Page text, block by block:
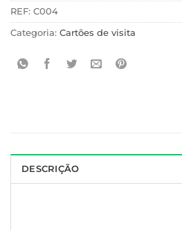
REF: C004
Categoria: Cartões de visita
DESCRIÇÃO